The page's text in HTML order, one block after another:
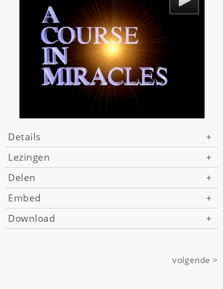
Details
+
Lezingen
+
Delen
+
Embed
+
Download
+
volgende >